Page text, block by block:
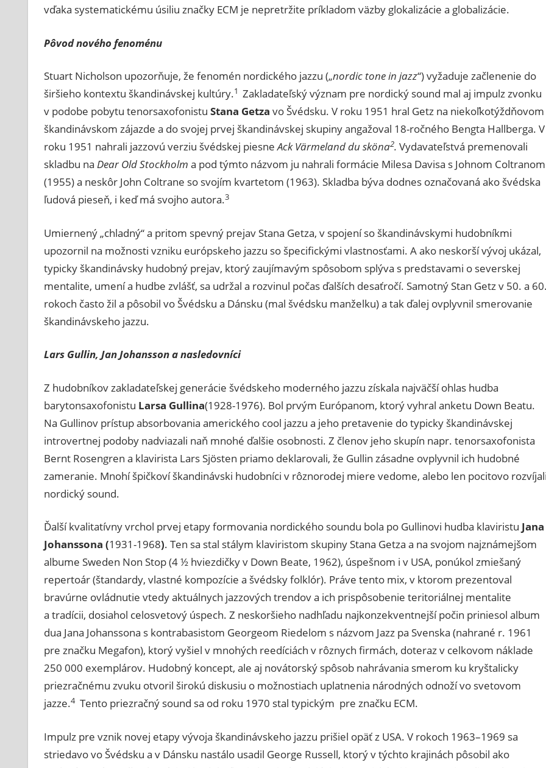
vďaka systematickému úsiliu značky ECM je nepretržite príkladom väzby glokalizácie a globalizácie.
Pôvod nového fenoménu
Stuart Nicholson upozorňuje, že fenomén nordického jazzu („nordic tone in jazz“) vyžaduje začlenenie do
širšieho kontextu škandinávskej kultúry.1 Zakladateľský význam pre nordický sound mal aj impulz zvonku
v podobe pobytu tenorsaxofonistu Stana Getza vo Švédsku. V roku 1951 hral Getz na niekoľkotýždňovom
škandinávskom zájazde a do svojej prvej škandinávskej skupiny angažoval 18-ročného Bengta Hallberga. V
roku 1951 nahrali jazzovú verziu švédskej piesneAck Värmeland du sköna2. Vydavateľstvá premenovali
skladbu na Dear Old Stockholm a pod týmto názvom ju nahrali formácie Milesa Davisa s Johnom Coltranom
(1955) a neskôr John Coltrane so svojím kvartetom (1963). Skladba býva dodnes označovaná ako švédska
ľudová pieseň, i keď má svojho autora.3
Umiernený „chladný“ a pritom spevný prejav Stana Getza, v spojení so škandinávskymi hudobníkmi
upozornil na možnosti vzniku európskeho jazzu so špecifickými vlastnosťami. A ako neskorší vývoj ukázal,
typicky škandinávsky hudobný prejav, ktorý zaujímavým spôsobom splýva s predstavami o severskej
mentalite, umení a hudbe zvlášť, sa udržal a rozvinul počas ďalších desaťročí. Samotný Stan Getz v 50. a
rokoch často žil a pôsobil vo Švédsku a Dánsku (mal švédsku manželku) a tak ďalej ovplyvnil smerovanie
škandinávskeho jazzu.
Lars Gullin, Jan Johansson a nasledovníci
Z hudobníkov zakladateľskej generácie švédskeho moderného jazzu získala najväčší ohlas hudba
barytonsaxofonistu Larsa Gullina(1928-1976). Bol prvým Európanom, ktorý vyhral anketu Down Beatu.
Na Gullinov prístup absorbovania amerického cool jazzu a jeho pretavenie do typicky škandinávskej
introvertnej podoby nadviazali naň mnohé ďalšie osobnosti. Z členov jeho skupín napr. tenorsaxofonista
Bernt Rosengren a klavirista Lars Sjösten priamo deklarovali, že Gullin zásadne ovplyvnil ich hudobné
zameranie. Mnohí špičkoví škandinávski hudobníci v rôznorodej miere vedome, alebo len pocitovo
nordický sound.
Ďalší kvalitatívny vrchol prvej etapy formovania nordického soundu bola po Gullinovi hudba klaviristu Jana
Johanssona (1931-1968). Ten sa stal stálym klaviristom skupiny Stana Getza a na svojom najznámejšom
albume Sweden Non Stop (4 ½ hviezdičky v Down Beate, 1962), úspešnom i v USA, ponúkol zmiešaný
repertoár (štandardy, vlastné kompozície a švédsky folklór). Práve tento mix, v ktorom prezentoval
bravúrne ovládnutie vtedy aktuálnych jazzových trendov a ich prispôsobenie teritoriálnej mentalite
a tradícii, dosiahol celosvetový úspech. Z neskoršieho nadhľadu najkonzekventnejší počin priniesol album
dua Jana Johanssona s kontrabasistom Georgeom Riedelom s názvom Jazz pa Svenska (nahrané r. 1961
pre značku Megafon), ktorý vyšiel v mnohých reedíciách v rôznych firmách, doteraz v celkovom náklade
250 000 exemplárov. Hudobný koncept, ale aj novátorský spôsob nahrávania smerom ku kryštalicky
priezračnému zvuku otvoril širokú diskusiu o možnostiach uplatnenia národných odnoží vo svetovom
jazze.4Tento priezračný sound sa od roku 1970 stal typickým pre značku ECM.
Impulz pre vznik novej etapy vývoja škandinávskeho jazzu prišiel opäť z USA. V rokoch 1963–1969 sa
striedavo vo Švédsku a v Dánsku nastálo usadil George Russell, ktorý v týchto krajinách pôsobil ako